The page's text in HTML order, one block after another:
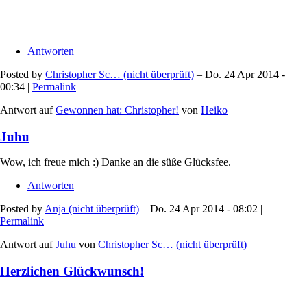
Antworten
Posted by Christopher Sc… (nicht überprüft) – Do. 24 Apr 2014 -
00:34 | Permalink
Antwort aufGewonnen hat: Christopher! von Heiko
Juhu
Wow, ich freue mich :) Danke an die süße Glücksfee.
Antworten
Posted by Anja (nicht überprüft) – Do. 24 Apr 2014 - 08:02 |
Permalink
Antwort aufJuhu von Christopher Sc… (nicht überprüft)
Herzlichen Glückwunsch!